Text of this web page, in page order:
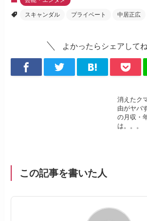
スキャンダル プライベート 中居正広
よかったらシェアしてね
消えたク
由がヤバ
の月収・
は。。。
この記事を書いた人